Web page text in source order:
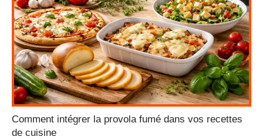
Comment intégrer la provola fumé dans vos recettes
de cuisine